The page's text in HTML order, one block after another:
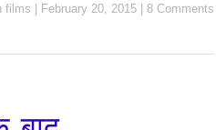
films February 20, 2015 8 Comments